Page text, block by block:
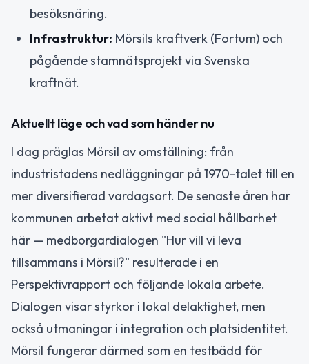
besöksnäring.
Infrastruktur: Mörsils kraftverk (Fortum) och
pågående stamnätsprojekt via Svenska
kraftnät.
Aktuellt läge och vad som händer nu
I dag präglas Mörsil av omställning: från
industristadens nedläggningar på 1970-talet till en
mer diversifierad vardagsort. De senaste åren har
kommunen arbetat aktivt med social hållbarhet
här — medborgardialogen "Hur vill vi leva
tillsammans i Mörsil?" resulterade i en
Perspektivrapport och följande lokala arbete.
Dialogen visar styrkor i lokal delaktighet, men
också utmaningar i integration och platsidentitet.
Mörsil fungerar därmed som en testbädd för